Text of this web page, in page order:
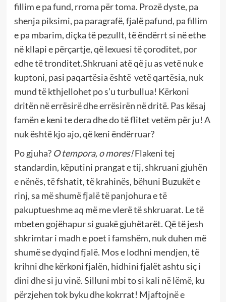
fillim e pa fund, rroma për toma. Prozë dyste, pa
shenja piksimi, pa paragrafë, fjalë pafund, pa fillim
e pa mbarim, diçka të pezullt, të ëndërrt si në ethe
në kllapi e përçartje, që lexuesi të çoroditet, por
edhe të tronditet.Shkruani atë që ju as vetë nuk e
kuptoni, pasi paqartësia është vetë qartësia, nuk
mund të kthjellohet po s’u turbullua! Kërkoni
dritën në errësirë dhe errësirën në dritë. Pas kësaj
famën e keni te dera dhe do të flitet vetëm për ju! A
nuk është kjo ajo, që keni ëndërruar?
Po gjuha? O tempora, o mores!Flakeni tej
standardin, këputini prangat e tij, shkruani gjuhën
e nënës, të fshatit, të krahinës, bëhuni Buzukët e
rinj, sa më shumë fjalë të panjohura e të
pakuptueshme aq më me vlerë të shkruarat. Le të
mbeten gojëhapur si guakë gjuhëtarët. Që të jesh
shkrimtar i madh e poet i famshëm, nuk duhen më
shumë se dyqind fjalë. Mos e lodhni mendjen, të
krihni dhe kërkoni fjalën, hidhini fjalët ashtu siç i
dini dhe si ju vinë. Silluni mbi to si kali në lëmë, ku
përzjehen tok byku dhe kokrrat! Mjaftojnë e